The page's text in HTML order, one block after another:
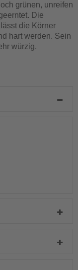
grünen, unreifen
Die
die Körner
hart werden. Sein
würzig.